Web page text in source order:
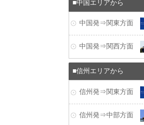
中国エリアから
中国発⇒関東方面
中国発⇒関西方面
信州エリアから
信州発⇒関東方面
信州発⇒中部方面